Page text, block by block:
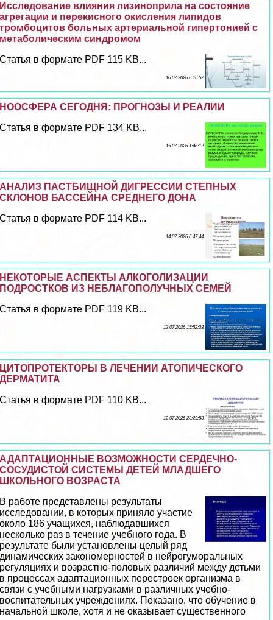
Исследование влияния лизиноприла на состояние
агрегации и перекисного окисления липидов
тромбоцитов больных артериальной гипертонией с
метаболическим синдромом
Статья в формате PDF 115 KB...
16 07 2026 6:16:52
НООСФЕРА СЕГОДНЯ: ПРОГНОЗЫ И РЕАЛИИ
Статья в формате PDF 134 KB...
15 07 2026 1:46:12
АНАЛИЗ ПАСТБИЩНОЙ ДИГРЕССИИ СТЕПНЫХ
СКЛОНОВ БАССЕЙНА СРЕДНЕГО ДОНА
Статья в формате PDF 114 KB...
14 07 2026 6:47:44
НЕКОТОРЫЕ АСПЕКТЫ АЛКОГОЛИЗАЦИИ
ПОДРОСТКОВ ИЗ НЕБЛАГОПОЛУЧНЫХ СЕМЕЙ
Статья в формате PDF 119 KB...
13 07 2026 15:52:33
ЦИТОПРОТЕКТОРЫ В ЛЕЧЕНИИ АТОПИЧЕСКОГО
ДЕРМАТИТА
Статья в формате PDF 110 KB...
12 07 2026 23:29:53
АДАПТАЦИОННЫЕ ВОЗМОЖНОСТИ СЕРДЕЧНО-
СОСУДИСТОЙ СИСТЕМЫ ДЕТЕЙ МЛАДШЕГО
ШКОЛЬНОГО ВОЗРАСТА
В работе представлены результаты
исследовании, в которых приняло участие
около 186 учащихся, наблюдавшихся
несколько раз в течение учебного года. В
результате были установлены целый ряд
динамических закономерностей в нейрогумopaльных
регуляциях и возрастно-пoлoвых различий между детьми
в процессах адаптационных перестроек организма в
связи с учебными нагрузками в различных учебно-
воспитательных учреждениях. Показано, что обучение в
начальной школе, хотя и не оказывает существенного